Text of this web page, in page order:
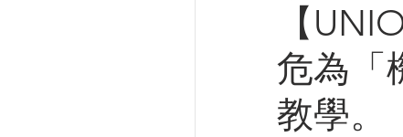
【
危為「
教學。